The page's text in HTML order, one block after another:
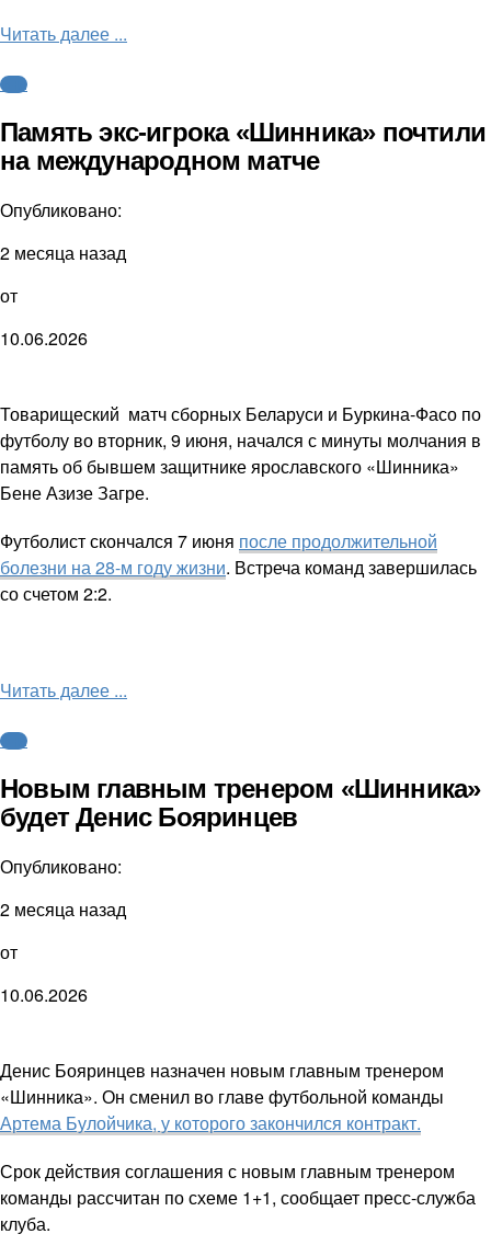
Читать далее ...
ФНЛ
Память экс-игрока «Шинника» почтили
на международном матче
Опубликовано:
2 месяца назад
от
10.06.2026
Товарищеский матч сборных Беларуси и Буркина-Фасо по
футболу во вторник, 9 июня, начался с минуты молчания в
память об бывшем защитнике ярославского «Шинника»
Бене Азизе Загре.
Футболист скончался 7 июня после продолжительной
болезни на 28-м году жизни. Встреча команд завершилась
со счетом 2:2.
Читать далее ...
ФНЛ
Новым главным тренером «Шинника»
будет Денис Бояринцев
Опубликовано:
2 месяца назад
от
10.06.2026
Денис Бояринцев назначен новым главным тренером
«Шинника». Он сменил во главе футбольной команды
Артема Булойчика, у которого закончился контракт.
Срок действия соглашения с новым главным тренером
команды рассчитан по схеме 1+1, сообщает пресс-служба
клуба.